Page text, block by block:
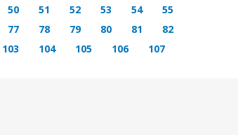
50 51 52 53 54
55
77 78 79 80 81
82
103 104 105 106
107